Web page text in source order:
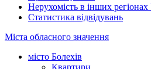
Нерухомість в інших регіонах
Статистика відвідувань
Міста обласного значення
місто Болехів
Квартири